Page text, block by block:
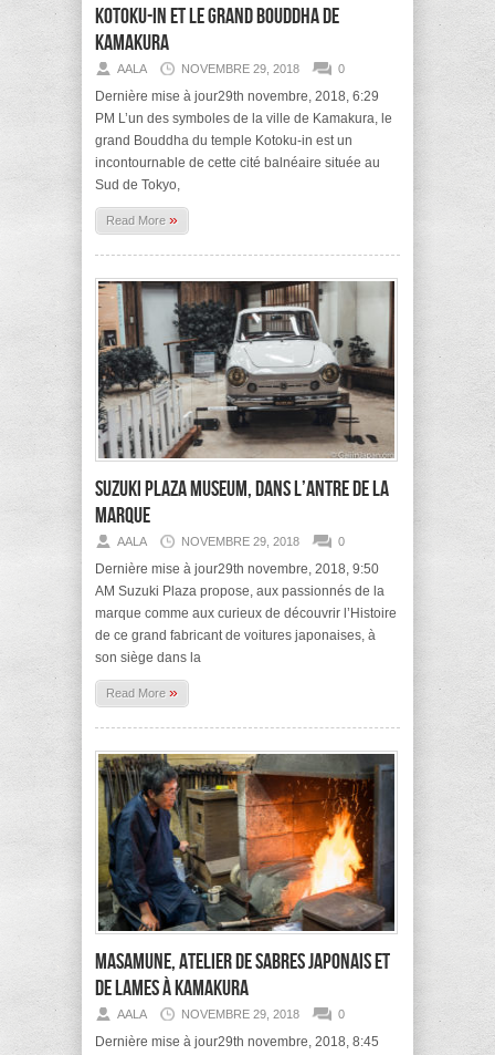
Kotoku-in et le grand Bouddha de
Kamakura
AALA NOVEMBRE 29, 2018 0
Dernière mise à jour29th novembre, 2018, 6:29
PM L’un des symboles de la ville de Kamakura, le
grand Bouddha du temple Kotoku-in est un
incontournable de cette cité balnéaire située au
Sud de Tokyo,
Read More »
Suzuki Plaza Museum, dans l’antre de la
marque
AALA NOVEMBRE 29, 2018 0
Dernière mise à jour29th novembre, 2018, 9:50
AM Suzuki Plaza propose, aux passionnés de la
marque comme aux curieux de découvrir l’Histoire
de ce grand fabricant de voitures japonaises, à
son siège dans la
Read More »
Masamune, atelier de sabres japonais et
de lames à Kamakura
AALA NOVEMBRE 29, 2018 0
Dernière mise à jour29th novembre, 2018, 8:45